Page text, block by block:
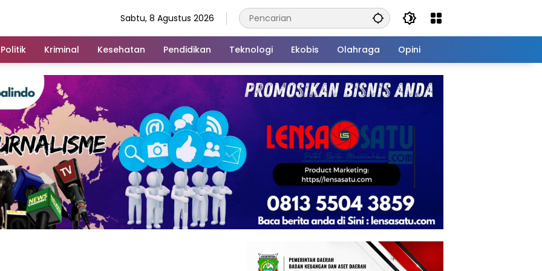
Sabtu, 8 Agustus 2026
Politik Kriminal Kesehatan Pendidikan Teknologi Ekobis Olahraga Opini